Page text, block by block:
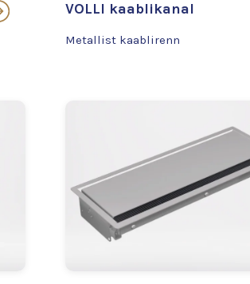
VOLLI kaablikanal
Metallist kaablirenn